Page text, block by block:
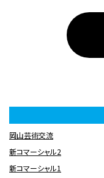
岡山芸術交流
新コマーシャル2
新コマーシャル1